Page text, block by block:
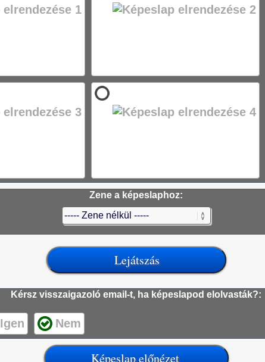
Zene a képeslaphoz:
Kérsz visszaigazoló email-t, ha képeslapod elolvasták?:
Igen Nem